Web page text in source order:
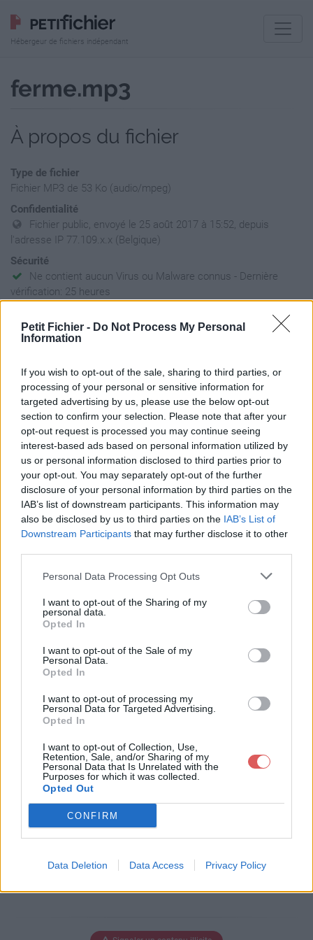
Petit Fichier - Do Not Process My Personal
Information
If you wish to opt-out of the sale, sharing to third parties, or
processing of your personal or sensitive information for
targeted advertising by us, please use the below opt-out
section to confirm your selection. Please note that after your
opt-out request is processed you may continue seeing
interest-based ads based on personal information utilized by
us or personal information disclosed to third parties prior to
your opt-out. You may separately opt-out of the further
disclosure of your personal information by third parties on the
IAB’s list of downstream participants. This information may
also be disclosed by us to third parties on the IAB’s List of
Downstream Participants that may further disclose it to other
Personal Data Processing Opt Outs
I want to opt-out of the Sharing of my
personal data.
Opted In
I want to opt-out of the Sale of my
Personal Data.
Opted In
I want to opt-out of processing my
Personal Data for Targeted Advertising.
Opted In
I want to opt-out of Collection, Use,
Retention, Sale, and/or Sharing of my
Personal Data that Is Unrelated with the
Purposes for which it was collected.
Opted Out
CONFIRM
Data Deletion Data Access Privacy Policy
Hébergeur de fichiers indépendant
ferme.mp3
À propos du fichier
Type de fichier
Fichier MP3 de 53 Ko (audio/mpeg)
Confidentialité
Fichier public, envoyé le 25 août 2017 à 15:52, depuis
l'adresse IP 77.109.x.x (Belgique)
Sécurité
Ne contient aucun Virus ou Malware connus - Dernière
vérification: 25 heures
La présente page de téléchargement a été vue 1003 fois depuis
l'envoi du fichier
https://www.petit-fichier.fr/2017/08/25/ferme/ Copier
Aperçu du fichier
Partager le fichier ferme.mp3 sur
le Web et les réseaux sociaux:
Télécharger le fichier ferme.mp3
Télécharger ferme.mp3
Télécharger le fichier (53 Ko)